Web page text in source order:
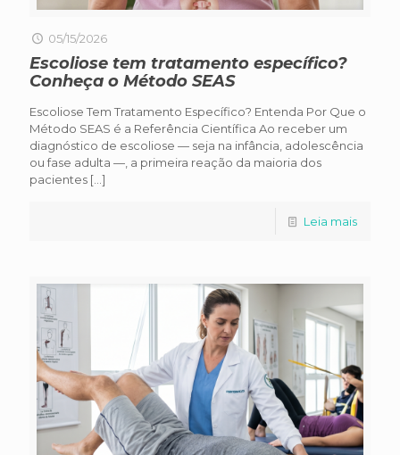
05/15/2026
Escoliose tem tratamento específico?
Conheça o Método SEAS
Escoliose Tem Tratamento Específico? Entenda Por Que o
Método SEAS é a Referência Científica Ao receber um
diagnóstico de escoliose — seja na infância, adolescência
ou fase adulta —, a primeira reação da maioria dos
pacientes […]
Leia mais